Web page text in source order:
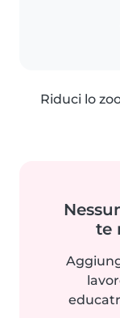
Riduci lo
te